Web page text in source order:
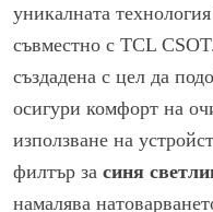
уникалната технология
съвместно с TCL
създадена с цел да
осигури комфорт на
използване на
филтър за синя
намалява